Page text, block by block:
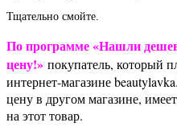
Тщательно смойте.
По программе «Нашли
цену!» покупатель, который
интернет-магазине
цену в другом магазине,
на этот товар.